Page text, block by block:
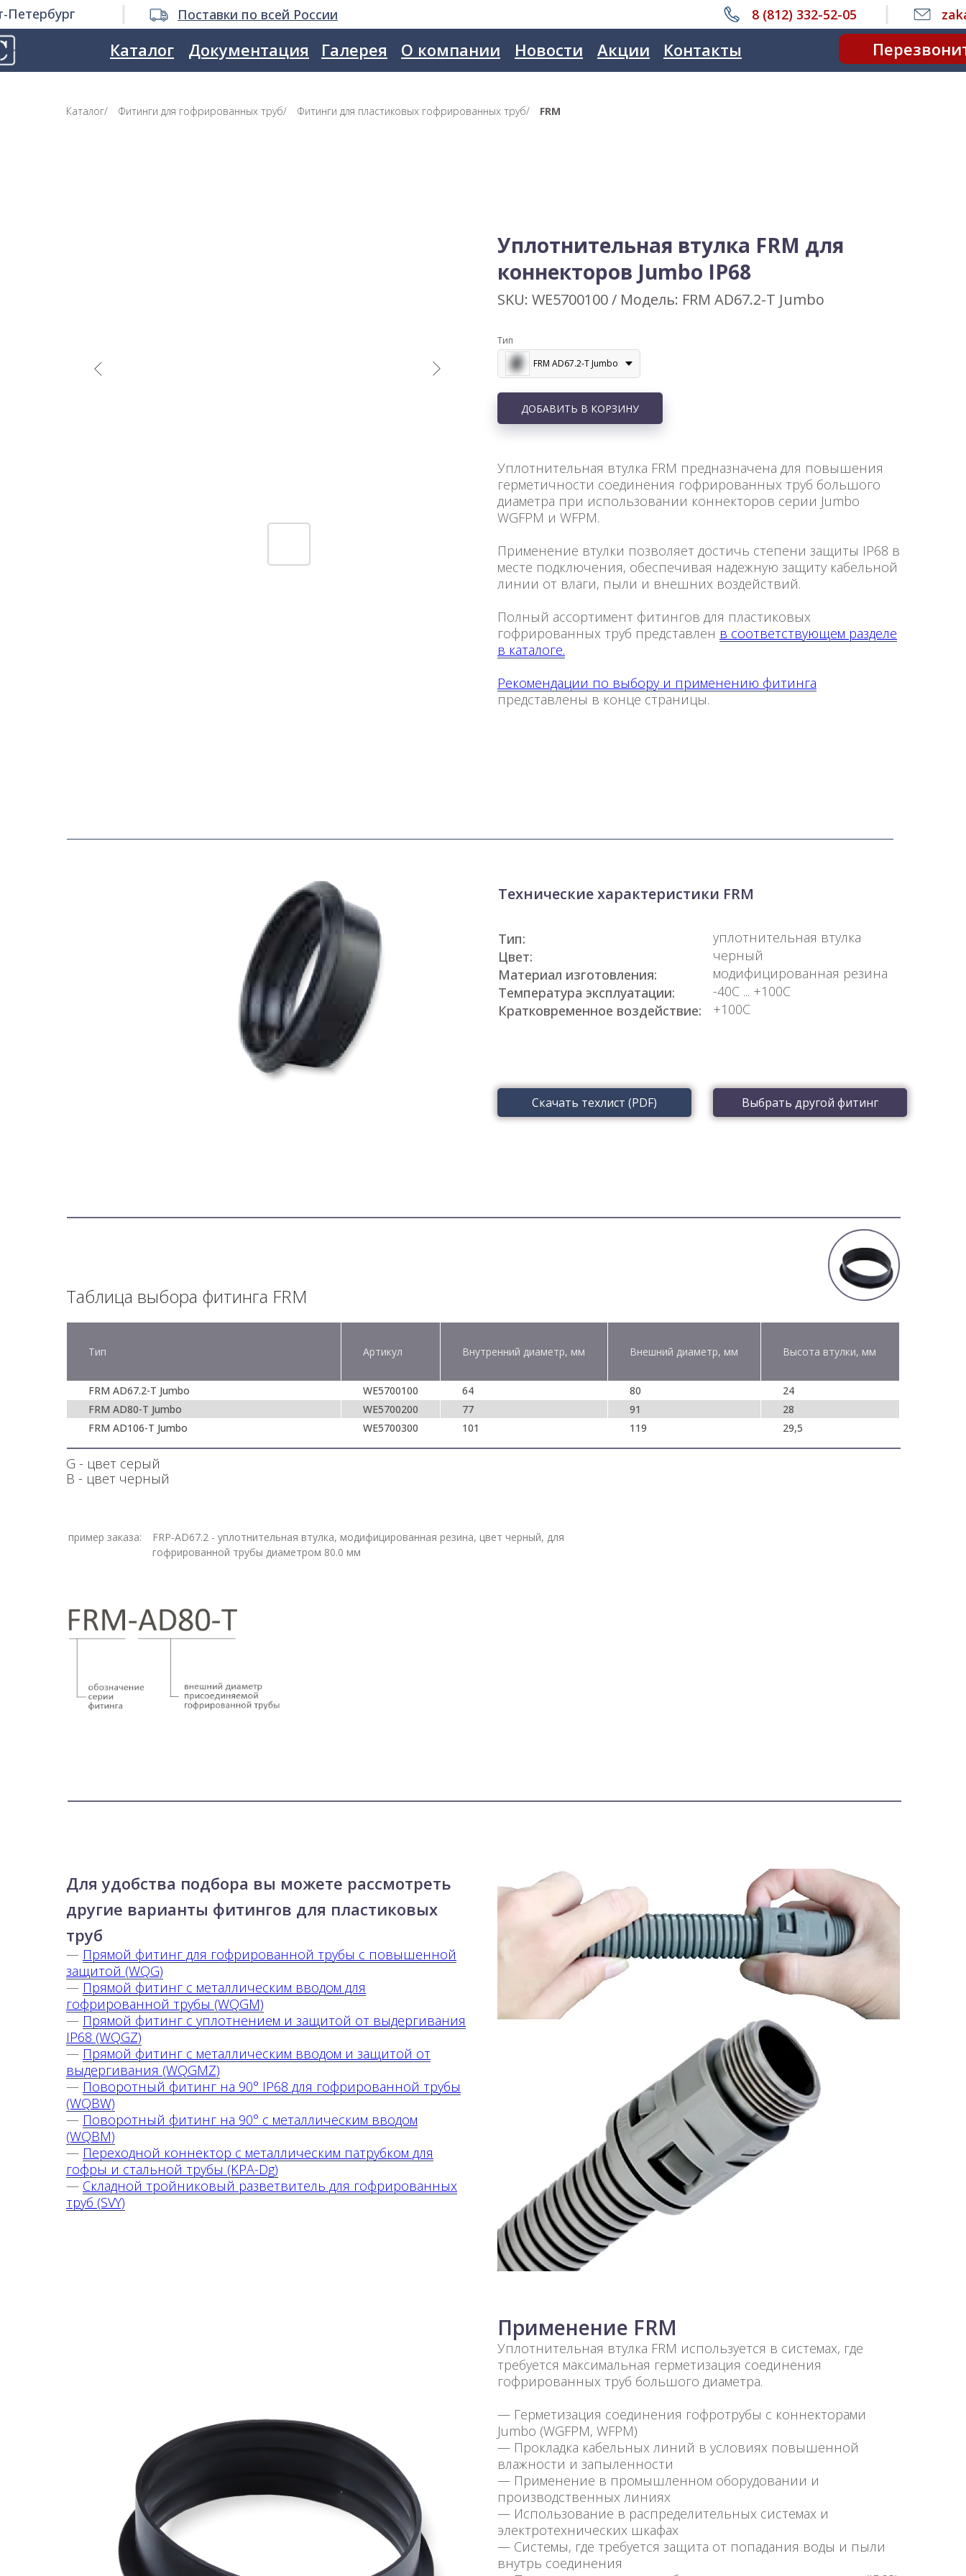
8 (812) 332-52-05
Поставки по всей России
Петербург
Контакты
Акции
Новости
О компании
Галерея
Документация
Каталог
Каталог/ Фитинги для гофрированных труб/ Фитинги для пластиковых гофрированных труб/ FRM
Уплотнительная втулка FRM для
коннекторов Jumbo IP68
SKU: WE5700100 / Модель: FRM AD67.2-T Jumbo
Тип
FRM AD67.2-T Jumbo
ДОБАВИТЬ В КОРЗИНУ
Уплотнительная втулка FRM предназначена для повышения
герметичности соединения гофрированных труб большого
диаметра при использовании коннекторов серии Jumbo
WGFPM и WFPM.
Применение втулки позволяет достичь степени защиты IP68 в
месте подключения, обеспечивая надежную защиту кабельной
линии от влаги, пыли и внешних воздействий.
Полный ассортимент фитингов для пластиковых
гофрированных труб представлен в соответствующем разделе
в каталоге.
Рекомендации по выбору и применению фитинга
представлены в конце страницы.
Скачать техлист (PDF) Выбрать другой фитинг
Технические характеристики FRM
уплотнительная втулка
черный
модифицированная резина
-40С ... +100С
+100C
Тип:
Цвет:
Материал изготовления:
Температура эксплуатации:
Кратковременное воздействие:
Таблица выбора фитинга FRM
Тип Артикул Внутренний диаметр, мм Внешний диаметр, мм Высота втулки, мм
FRM AD67.2-T Jumbo WE5700100 64 80
24
FRM AD80-T Jumbo
WE5700200 77 91
28
FRM AD106-T Jumbo
WE5700300 101 119 29,5
пример заказа:
FRP-AD67.2 - уплотнительная втулка, модифицированная резина, цвет черный, для
гофрированной трубы диаметром 80.0 мм
G - цвет серый
В - цвет черный
Для удобства подбора вы можете рассмотреть
другие варианты фитингов для пластиковых
труб
— Прямой фитинг для гофрированной трубы с повышенной
защитой (WQG)
— Прямой фитинг с металлическим вводом для
гофрированной трубы (WQGM)
— Прямой фитинг с уплотнением и защитой от выдергивания
IP68 (WQGZ)
— Прямой фитинг с металлическим вводом и защитой от
выдергивания (WQGMZ)
— Поворотный фитинг на 90° IP68 для гофрированной трубы
(WQBW)
— Поворотный фитинг на 90° с металлическим вводом
(WQBM)
— Переходной коннектор с металлическим патрубком для
гофры и стальной трубы (KPA-Dg)
— Складной тройниковый разветвитель для гофрированных
труб (SVY)
Применение FRM
Уплотнительная втулка FRM используется в системах, где
требуется максимальная герметизация соединения
гофрированных труб большого диаметра.
— Герметизация соединения гофротрубы с коннекторами
Jumbo (WGFPM, WFPM)
— Прокладка кабельных линий в условиях повышенной
влажности и запыленности
— Применение в промышленном оборудовании и
производственных линиях
— Использование в распределительных системах и
электротехнических шкафах
— Системы, где требуется защита от попадания воды и пыли
внутрь соединения